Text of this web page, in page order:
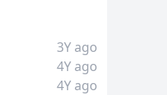
3Y ago
4Y ago
4Y ago